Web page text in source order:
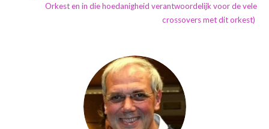
Orkest en in die hoedanigheid verantwoordelijk voor de vele
crossovers met dit orkest)